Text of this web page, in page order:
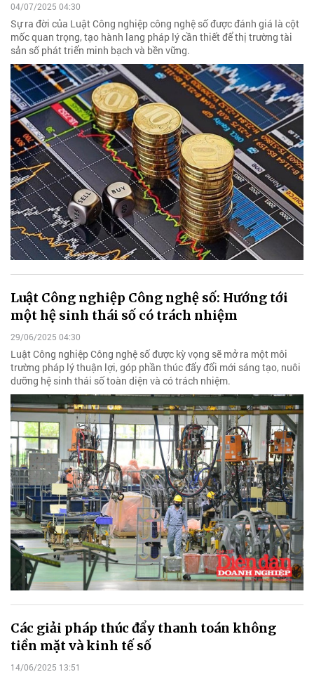
04/07/2025 04:30
Sự ra đời của Luật Công nghiệp công nghệ số được đánh giá là cột
mốc quan trọng, tạo hành lang pháp lý cần thiết để thị trường tài
sản số phát triển minh bạch và bền vững.
Luật Công nghiệp Công nghệ số: Hướng tới
một hệ sinh thái số có trách nhiệm
29/06/2025 04:30
Luật Công nghiệp Công nghệ số được kỳ vọng sẽ mở ra một môi
trường pháp lý thuận lợi, góp phần thúc đẩy đổi mới sáng tạo, nuôi
dưỡng hệ sinh thái số toàn diện và có trách nhiệm.
Các giải pháp thúc đẩy thanh toán không
tiền mặt và kinh tế số
14/06/2025 13:51